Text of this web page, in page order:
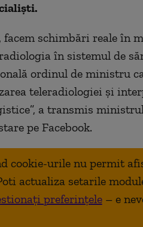
facem schimbări reale în
în sistemul de
ordinul de ministru
teleradiologiei și
a transmis
pe Facebook.
cookie-urile nu permit
actualiza setarile
preferințele – e